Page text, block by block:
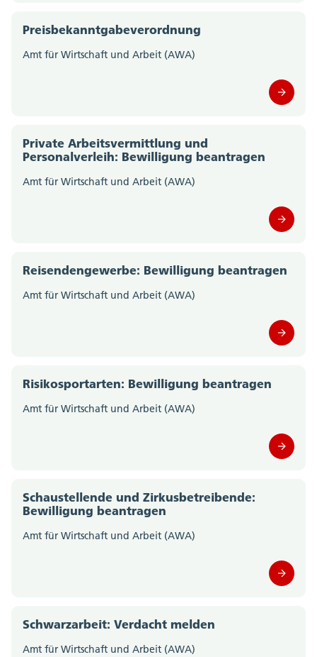
Preisbekanntgabeverordnung
Amt für Wirtschaft und Arbeit (AWA)
Private Arbeitsvermittlung und
Personalverleih: Bewilligung beantragen
Amt für Wirtschaft und Arbeit (AWA)
Reisendengewerbe: Bewilligung beantragen
Amt für Wirtschaft und Arbeit (AWA)
Risikosportarten: Bewilligung beantragen
Amt für Wirtschaft und Arbeit (AWA)
Schaustellende und Zirkusbetreibende:
Bewilligung beantragen
Amt für Wirtschaft und Arbeit (AWA)
Schwarzarbeit: Verdacht melden
Amt für Wirtschaft und Arbeit (AWA)